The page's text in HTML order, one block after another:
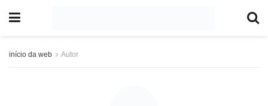
início da web Autor